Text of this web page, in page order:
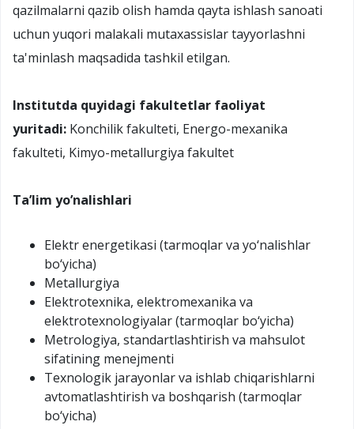
qazilmalarni qazib olish hamda qayta ishlash sanoati
uchun yuqori malakali mutaxassislar tayyorlashni
ta'minlash maqsadida tashkil etilgan.
Institutda quyidagi fakultetlar faoliyat
yuritadi: Konchilik fakulteti, Energo-mexanika
fakulteti, Kimyo-metallurgiya fakultet
Ta’lim yo’nalishlari
Elektr energetikasi (tarmoqlar va yo‘nalishlar
bo‘yicha)
Metallurgiya
Elektrotexnika, elektromexanika va
elektrotexnologiyalar (tarmoqlar bo‘yicha)
Metrologiya, standartlashtirish va mahsulot
sifatining menejmenti
Texnologik jarayonlar va ishlab chiqarishlarni
avtomatlashtirish va boshqarish (tarmoqlar
bo‘yicha)